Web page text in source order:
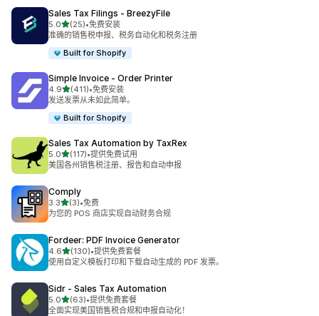
Sales Tax Filings ‑ BreezyFile
5.0星（满分 5 星）
(25)
总共 25 条评论
•免费安装
准确的销售税申报、税务自动化和税务注册
Built for Shopify
Simple Invoice ‑ Order Printer
4.9星（满分 5 星）
(411)
总共 411 条评论
•免费安装
发送发票从未如此简单。
Built for Shopify
Sales Tax Automation by TaxRex
5.0星（满分 5 星）
(117)
总共 117 条评论
•提供免费试用
美国各州销售税注册、报告和自动申报
Comply
3.3星（满分 5 星）
(3)
总共 3 条评论
•免费
为您的 POS 商店实现自动财务合规
Fordeer: PDF Invoice Generator
4.6星（满分 5 星）
(130)
总共 130 条评论
•提供免费套餐
使用自定义模板打印和下载自动生成的 PDF 发票。
Sidr ‑ Sales Tax Automation
5.0星（满分 5 星）
(63)
总共 63 条评论
•提供免费套餐
全面实现美国销售税合规和申报自动化！